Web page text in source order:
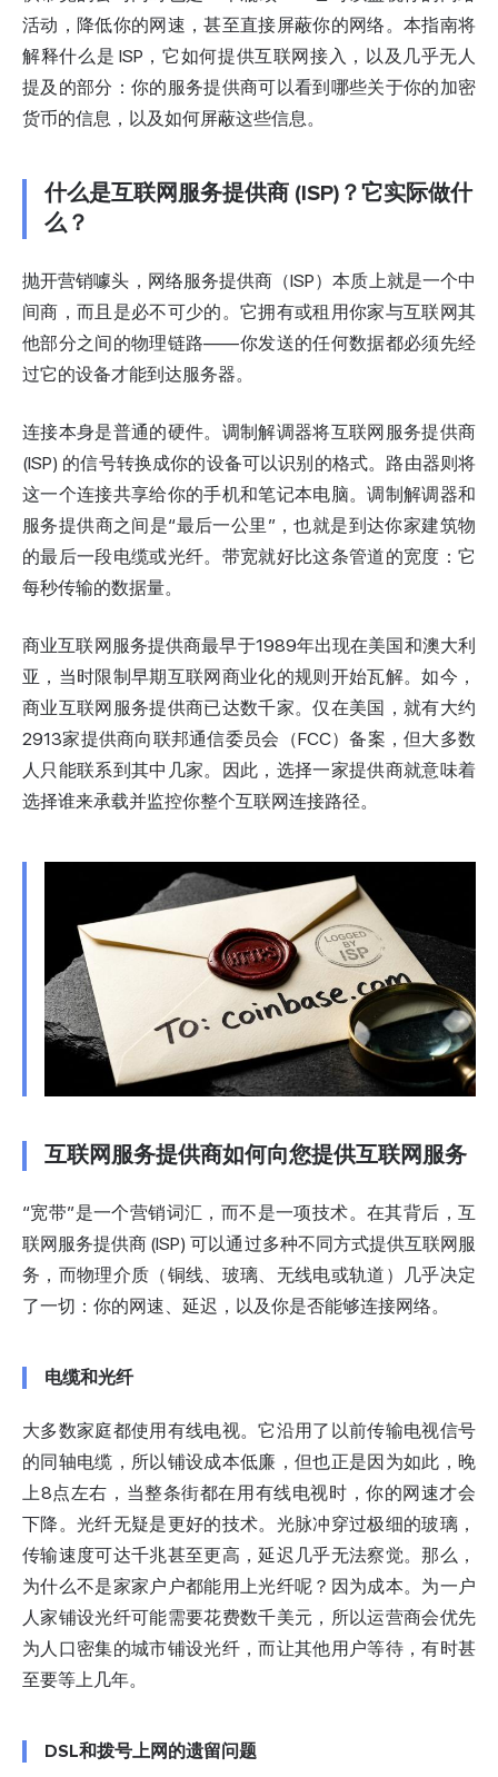
活动，降低你的网速，甚至直接屏蔽你的网络。本指南将
解释什么是 ISP，它如何提供互联网接入，以及几乎无人
提及的部分：你的服务提供商可以看到哪些关于你的加密
货币的信息，以及如何屏蔽这些信息。
什么是互联网服务提供商 (ISP)？它实际做什
么？
抛开营销噱头，网络服务提供商（ISP）本质上就是一个中
间商，而且是必不可少的。它拥有或租用你家与互联网其
他部分之间的物理链路——你发送的任何数据都必须先经
过它的设备才能到达服务器。
连接本身是普通的硬件。调制解调器将互联网服务提供商
(ISP) 的信号转换成你的设备可以识别的格式。路由器则将
这一个连接共享给你的手机和笔记本电脑。调制解调器和
服务提供商之间是“最后一公里”，也就是到达你家建筑物
的最后一段电缆或光纤。带宽就好比这条管道的宽度：它
每秒传输的数据量。
商业互联网服务提供商最早于1989年出现在美国和澳大利
亚，当时限制早期互联网商业化的规则开始瓦解。如今，
商业互联网服务提供商已达数千家。仅在美国，就有大约
2913家提供商向联邦通信委员会（FCC）备案，但大多数
人只能联系到其中几家。因此，选择一家提供商就意味着
选择谁来承载并监控你整个互联网连接路径。
互联网服务提供商如何向您提供互联网服务
“宽带”是一个营销词汇，而不是一项技术。在其背后，互
联网服务提供商 (ISP) 可以通过多种不同方式提供互联网服
务，而物理介质（铜线、玻璃、无线电或轨道）几乎决定
了一切：你的网速、延迟，以及你是否能够连接网络。
电缆和光纤
大多数家庭都使用有线电视。它沿用了以前传输电视信号
的同轴电缆，所以铺设成本低廉，但也正是因为如此，晚
上8点左右，当整条街都在用有线电视时，你的网速才会
下降。光纤无疑是更好的技术。光脉冲穿过极细的玻璃，
传输速度可达千兆甚至更高，延迟几乎无法察觉。那么，
为什么不是家家户户都能用上光纤呢？因为成本。为一户
人家铺设光纤可能需要花费数千美元，所以运营商会优先
为人口密集的城市铺设光纤，而让其他用户等待，有时甚
至要等上几年。
DSL和拨号上网的遗留问题